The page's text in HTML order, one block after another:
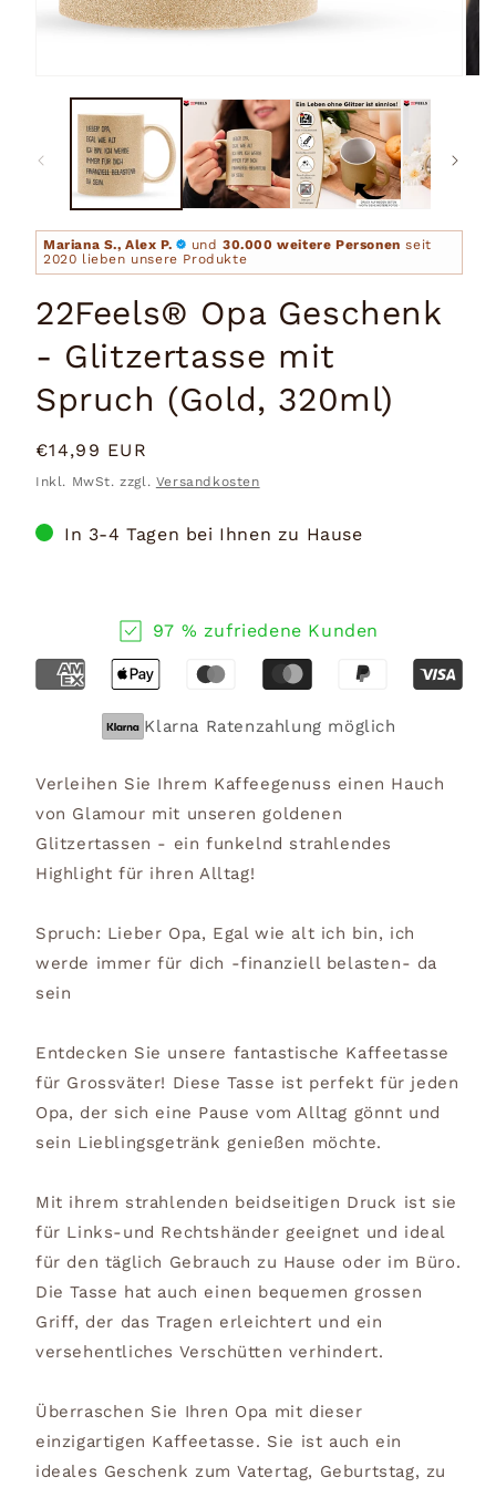
Mariana S., Alex P. und 30.000 weitere Personen seit
2020 lieben unsere Produkte
22Feels® Opa Geschenk
- Glitzertasse mit
Spruch (Gold, 320ml)
Normaler
Preis
€14,99 EUR
Inkl. MwSt. zzgl. Versandkosten
In 3-4 Tagen bei Ihnen zu Hause
97 % zufriedene Kunden
Klarna Ratenzahlung möglich
Verleihen Sie Ihrem Kaffeegenuss einen Hauch
von Glamour mit unseren goldenen
Glitzertassen - ein funkelnd strahlendes
Highlight für ihren Alltag!
Spruch: Lieber Opa, Egal wie alt ich bin, ich
werde immer für dich -finanziell belasten- da
sein
Entdecken Sie unsere fantastische Kaffeetasse
für Grossväter! Diese Tasse ist perfekt für jeden
Opa, der sich eine Pause vom Alltag gönnt und
sein Lieblingsgetränk genießen möchte.
Mit ihrem strahlenden beidseitigen Druck ist sie
für Links-und Rechtshänder geeignet und ideal
für den täglich Gebrauch zu Hause oder im Büro.
Die Tasse hat auch einen bequemen grossen
Griff, der das Tragen erleichtert und ein
versehentliches Verschütten verhindert.
Überraschen Sie Ihren Opa mit dieser
einzigartigen Kaffeetasse. Sie ist auch ein
ideales Geschenk zum Vatertag, Geburtstag, zu